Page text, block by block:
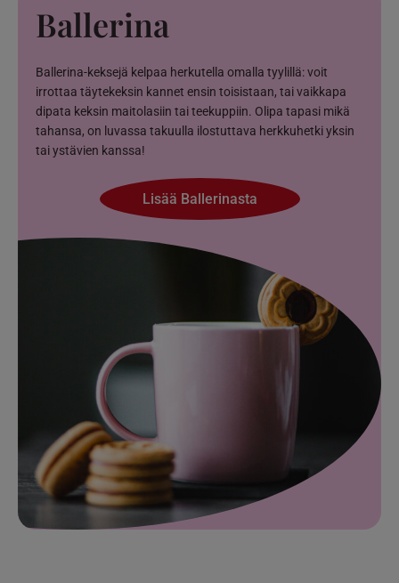
Ballerina
Ballerina-keksejä kelpaa herkutella omalla tyylillä: voit
irrottaa täytekeksin kannet ensin toisistaan, tai vaikkapa
dipata keksin maitolasiin tai teekuppiin. Olipa tapasi mikä
tahansa, on luvassa takuulla ilostuttava herkkuhetki yksin
tai ystävien kanssa!
Lisää Ballerinasta